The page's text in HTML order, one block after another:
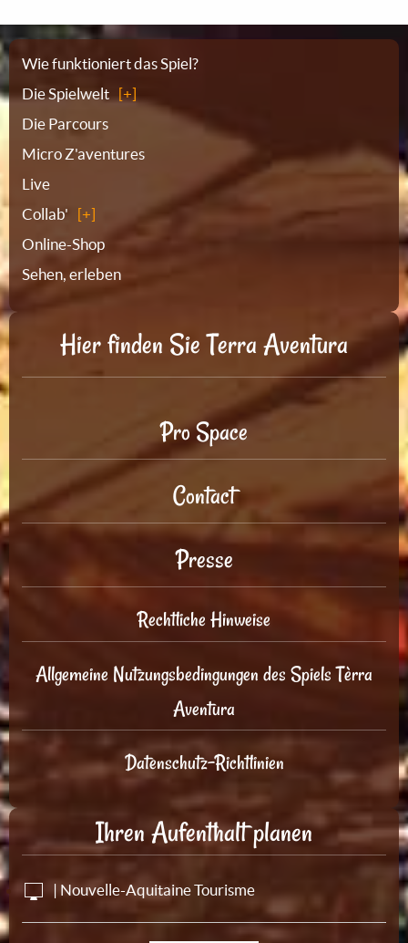
Sitemap
Wie funktioniert das Spiel?
Die Spielwelt
Die Parcours
Micro Z'aventures
Live
Collab'
Online-Shop
Sehen, erleben
Hier finden Sie Terra Aventura
Pro Space
Contact
Presse
Rechtliche Hinweise
Allgemeine Nutzungsbedingungen des Spiels Tèrra
Aventura
Datenschutz-Richtlinien
Ihren Aufenthalt planen
| Nouvelle-Aquitaine Tourisme